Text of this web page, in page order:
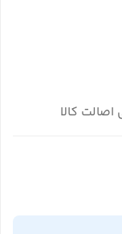
اصالت کالا